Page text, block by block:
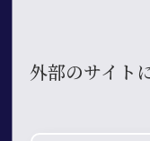
外部のサイト